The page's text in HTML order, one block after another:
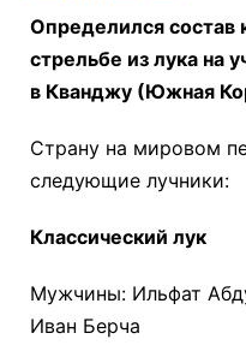
Определился состав
стрельбе из лука на
в Кванджу (Южная
Страну на мировом
следующие лучники:
Классический лук
Мужчины: Ильфат
Иван Берча